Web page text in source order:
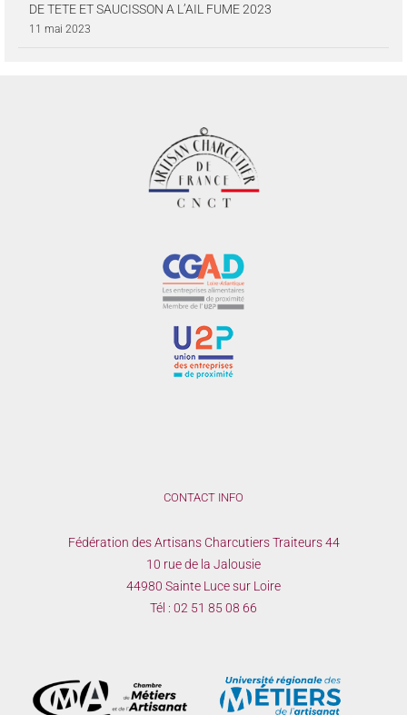
DE TETE ET SAUCISSON A L’AIL FUME 2023
11 mai 2023
CONTACT INFO
Fédération des Artisans Charcutiers Traiteurs 44
10 rue de la Jalousie
44980 Sainte Luce sur Loire
Tél : 02 51 85 08 66